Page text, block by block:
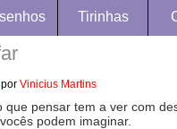
Tirinhas
por Vinicius Martins
pensar tem a ver com
podem imaginar.